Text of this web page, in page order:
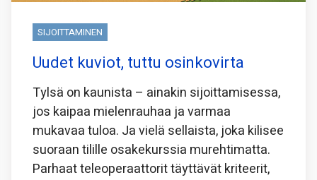
SIJOITTAMINEN
Uudet kuviot, tuttu osinkovirta
Tylsä on kaunista – ainakin sijoittamisessa,
jos kaipaa mielenrauhaa ja varmaa
mukavaa tuloa. Ja vielä sellaista, joka kilisee
suoraan tilille osakekurssia murehtimatta.
Parhaat teleoperaattorit täyttävät kriteerit,